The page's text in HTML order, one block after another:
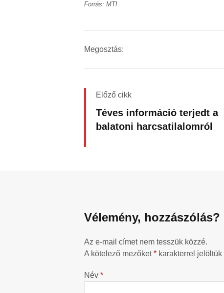
Forrás: MTI
Megosztás:
Előző cikk
Téves információ terjedt a
balatoni harcsatilalomról
Vélemény, hozzászólás?
Az e-mail címet nem tesszük közzé.
A kötelező mezőket* karakterrel jelöltük
Név *